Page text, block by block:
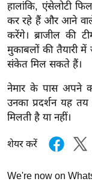
ज
ग
त
ऑ
व
र्ल्ड
ज
फ
हालांकि, एंसेलोटी
कर रहे हैं और आने
करेंगे। ब्राजील की
मुकाबलों की तैयारी
संकेत मिल सकते हैं।
नेमार के पास अपने
उनका प्रदर्शन यह
मिलती है या नहीं।
शेयर करें
We're now on